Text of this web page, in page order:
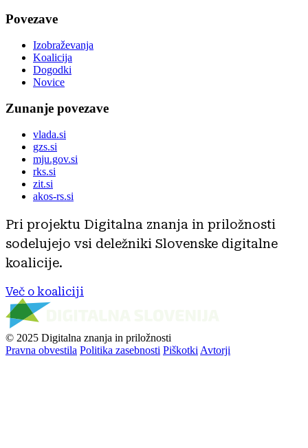
Povezave
Izobraževanja
Koalicija
Dogodki
Novice
Zunanje povezave
vlada.si
gzs.si
mju.gov.si
rks.si
zit.si
akos-rs.si
Pri projektu Digitalna znanja in priložnosti
sodelujejo vsi deležniki Slovenske digitalne
koalicije.
Več o koaliciji
© 2025 Digitalna znanja in priložnosti
Pravna obvestila Politika zasebnosti Piškotki Avtorji